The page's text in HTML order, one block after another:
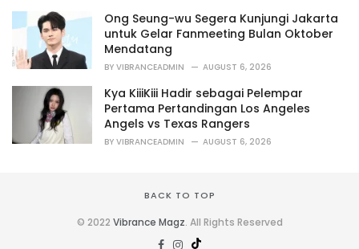
Ong Seung-wu Segera Kunjungi Jakarta
untuk Gelar Fanmeeting Bulan Oktober
Mendatang
BY VIBRANCEADMIN AUGUST 6, 2026
Kya KiiiKiii Hadir sebagai Pelempar
Pertama Pertandingan Los Angeles
Angels vs Texas Rangers
BY VIBRANCEADMIN AUGUST 6, 2026
BACK TO TOP
© 2022 Vibrance Magz. All Rights Reserved